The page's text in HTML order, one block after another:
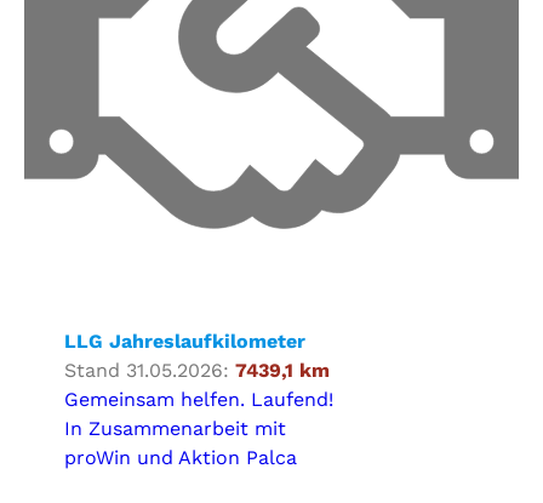
LLG Jahreslaufkilometer
Stand 31.05.2026: 7439,1 km
Gemeinsam helfen. Laufend!
In Zusammenarbeit mit
proWin und Aktion Palca